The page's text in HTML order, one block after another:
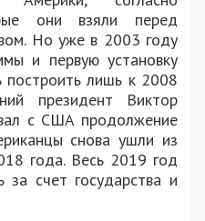
они взяли перед
Но уже в 2003 году
и первую установку
построить лишь к 2008
президент Виктор
с США продолжение
снова ушли из
года. Весь 2019 год
за счет государства и